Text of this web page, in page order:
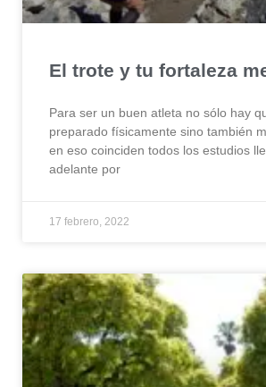
El trote y tu fortaleza
Para ser un buen atleta no sólo hay
preparado físicamente sino también
en eso coinciden todos los estudios
adelante por
17 febrero, 2022